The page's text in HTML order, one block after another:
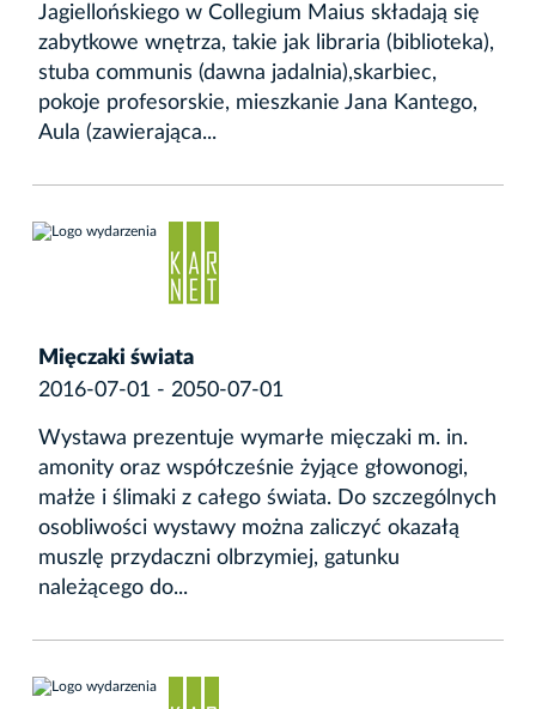
Jagiellońskiego w Collegium Maius składają się
zabytkowe wnętrza, takie jak libraria (biblioteka),
stuba communis (dawna jadalnia),skarbiec,
pokoje profesorskie, mieszkanie Jana Kantego,
Aula (zawierająca...
Mięczaki świata
2016-07-01 - 2050-07-01
Wystawa prezentuje wymarłe mięczaki m. in.
amonity oraz współcześnie żyjące głowonogi,
małże i ślimaki z całego świata. Do szczególnych
osobliwości wystawy można zaliczyć okazałą
muszlę przydaczni olbrzymiej, gatunku
należącego do...